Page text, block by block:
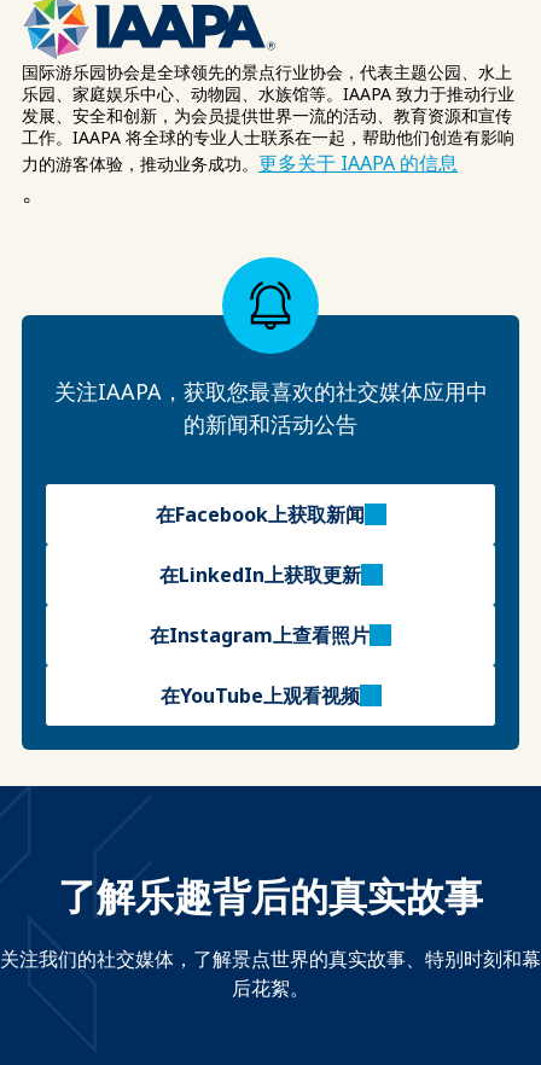
国际游乐园协会是全球领先的景点行业协会，代表主题公园、水上
乐园、家庭娱乐中心、动物园、水族馆等。IAAPA 致力于推动行业
发展、安全和创新，为会员提供世界一流的活动、教育资源和宣传
工作。IAAPA 将全球的专业人士联系在一起，帮助他们创造有影响
力的游客体验，推动业务成功。 更多关于 IAAPA 的信息
。
关注IAAPA，获取您最喜欢的社交媒体应用中
的新闻和活动公告
在Facebook上获取新闻
在LinkedIn上获取更新
在Instagram上查看照片
在YouTube上观看视频
了解乐趣背后的真实故事
关注我们的社交媒体，了解景点世界的真实故事、特别时刻和幕
后花絮。